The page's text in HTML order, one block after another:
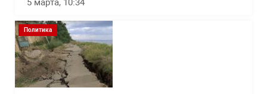
5 марта, 10:34
Политика